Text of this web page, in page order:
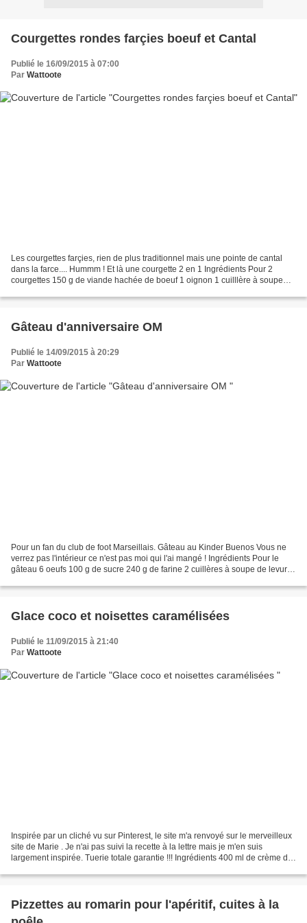
Courgettes rondes farçies boeuf et Cantal
Publié le 16/09/2015 à 07:00
Par Wattoote
Les courgettes farçies, rien de plus traditionnel mais une pointe de cantal
dans la farce.... Hummm ! Et là une courgette 2 en 1 Ingrédients Pour 2
courgettes 150 g de viande hachée de boeuf 1 oignon 1 cuilllère à soupe
Gâteau d'anniversaire OM
Publié le 14/09/2015 à 20:29
Par Wattoote
Pour un fan du club de foot Marseillais. Gâteau au Kinder Buenos Vous ne
verrez pas l'intérieur ce n'est pas moi qui l'ai mangé ! Ingrédients Pour le
gâteau 6 oeufs 100 g de sucre 240 g de farine 2 cuillères à soupe de levure
Glace coco et noisettes caramélisées
Publié le 11/09/2015 à 21:40
Par Wattoote
Inspirée par un cliché vu sur Pinterest, le site m'a renvoyé sur le merveilleux
site de Marie . Je n'ai pas suivi la recette à la lettre mais je m'en suis
largement inspirée. Tuerie totale garantie !!! Ingrédients 400 ml de crème de
Pizzettes au romarin pour l'apéritif, cuites à la